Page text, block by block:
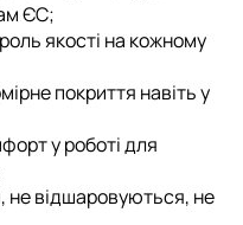
ЄС;
якості на кожному
покриття навіть у
у роботі для
не відшаровуються, не